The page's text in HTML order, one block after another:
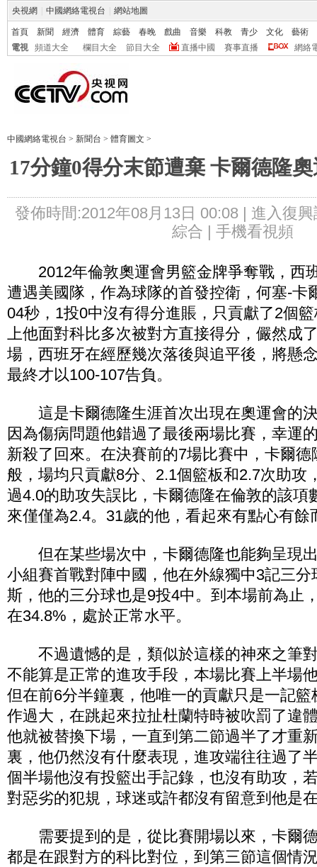
央視網 中國網絡電視台 網站地圖
首頁 新聞 經濟 體育 綜藝 春晚 戲曲 音樂 科教 青少 文化
藝術
電視
頻道大全 欄目大全 節目大全 直播中國 賽事直播 網絡
中國網絡電視台 > 新聞台 > 體育圖文 >
17分鐘0得分末節遭棄 卡爾德隆
發佈時間:2012年08月13日 00:08 | 進入復
綜合 | 手機看視頻
2012年倫敦奧運會男籃金牌爭奪戰，西
遭遇美國隊，作為球隊的首發控衛，何塞-卡
04秒，1投0中沒有得分進賬，只貢獻了2個
上他面對科比多次被對方直接得分，儼然成
場，西班牙在經歷幾次落後與追平後，將懸
最終才以100-107告負。
這是卡爾德隆生涯首次出現在奧運會的
因為傷病問題他錯過了最後兩場比賽，幸運
新殺了回來。在決賽前的7場比賽中，卡爾
般，場均只貢獻8分、2.1個籃板和2.7次助攻
過4.0的助攻失誤比，卡爾德隆在倫敦的該項
來僅僅為2.4。31歲的他，看起來有點心有餘
但在某些場次中，卡爾德隆也能夠呈現
小組賽首戰對陣中國，他在外線獨中3記三
斯，他的三分球也是9投4中。到本場前為止
在34.8%，處於正常水平。
不過遺憾的是，類似於這樣的神來之筆
不能算是正常的進攻手段，本場比賽上半場
但在前6分半鐘裏，他唯一的貢獻只是一記
作過大，在跳起來拉扯杜蘭特時被吹罰了違
他就被替換下場，一直到第二節過半了才重
裏，他仍然沒有什麼表現，進攻端往往過了
個半場他沒有投籃出手記錄，也沒有助攻，
對惡劣的犯規，球迷或許都沒有留意到他是
需要提到的是，從比賽開場以來，卡爾
都是在跟對方的科比對位，到第三節這個情